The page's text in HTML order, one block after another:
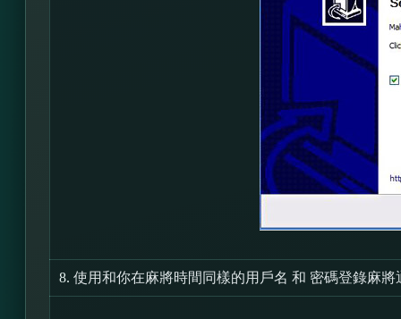
8. 使用和你在麻將時間同樣的用戶名 和 密碼登錄麻將